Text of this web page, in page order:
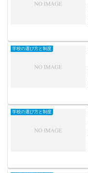
学校の選び方と制度
学校の選び方と制度